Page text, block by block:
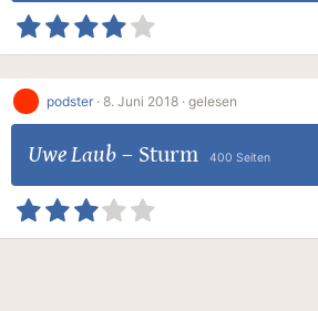
podster · 8. Juni 2018 · gelesen
Uwe Laub– Sturm 400 Seiten